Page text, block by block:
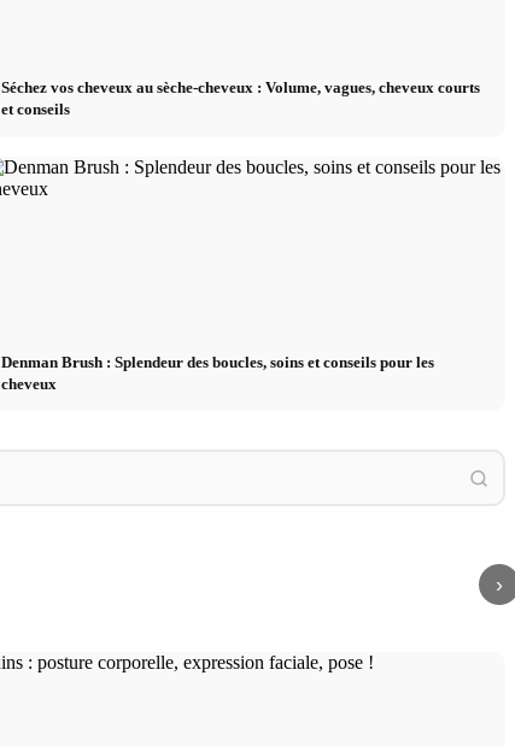
Séchez vos cheveux au sèche-cheveux : Volume, vagues, cheveux courts
et conseils
Denman Brush : Splendeur des boucles, soins et conseils pour les
cheveux
›